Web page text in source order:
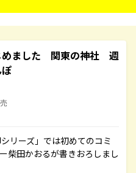
めました 関東の神社 週
リーズ」では初めてのコミ
柴田かおるが書きおろしまし